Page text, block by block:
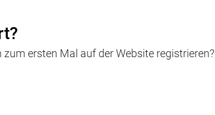
ersten Mal auf der Website registrieren?